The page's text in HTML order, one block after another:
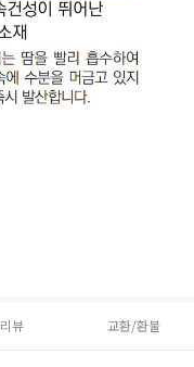
리뷰 교환/환불